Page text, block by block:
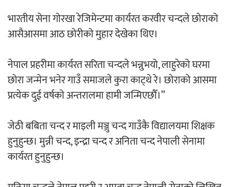
अर्जुन चन्द्रको ‘संवेदनाका प्रतिध्वनि’
मुक्तकसङ्ग्रह लोकार्पण
भारतीय सेना गोरखा रेजिमेन्टमा कार्यरत करवीर चन्दले छोराको
आसैआसमा आठ छोरीको मुहार देखेका थिए।
नेपाल प्रहरीमा कार्यरत सरिता चन्दले भन्नुभयो, लाहुरेको घरमा
छोरा जन्मेन भनेर गाउँ समाजले कुरा काट्थे रे। छोराको आसमा
प्रत्येक दुई वर्षको अन्तरालमा हामी जन्मिएछौँ।”
जेठी बबिता चन्द र माइली मञ्जु चन्द गाउँकै विद्यालयमा शिक्षक
हुनुहुन्छ। मुन्नी चन्द, इन्द्रा चन्द र अनिता चन्द नेपाली सेनामा
कार्यरत हुनुहुन्छ।